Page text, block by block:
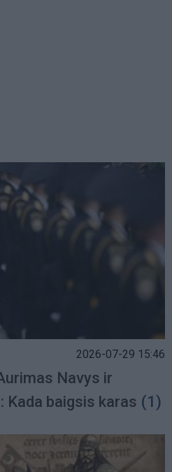
2026-07-29 15:46
Navys ir
Kada baigsis karas (1)